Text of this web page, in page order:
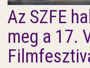
Az SZFE
meg a 17.